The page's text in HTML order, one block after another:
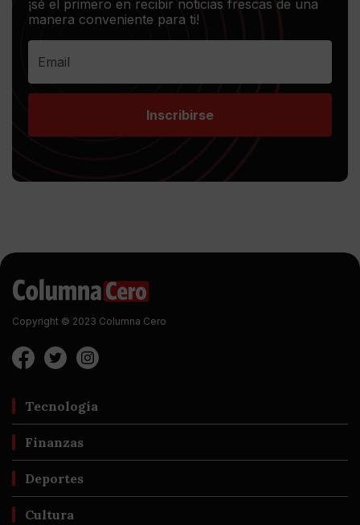
¡sé el primero en recibir noticias frescas de una
manera conveniente para ti!
Inscribirse
Copyright © 2023 Columna Cero
Tecnología
Finanzas
Deportes
Cultura